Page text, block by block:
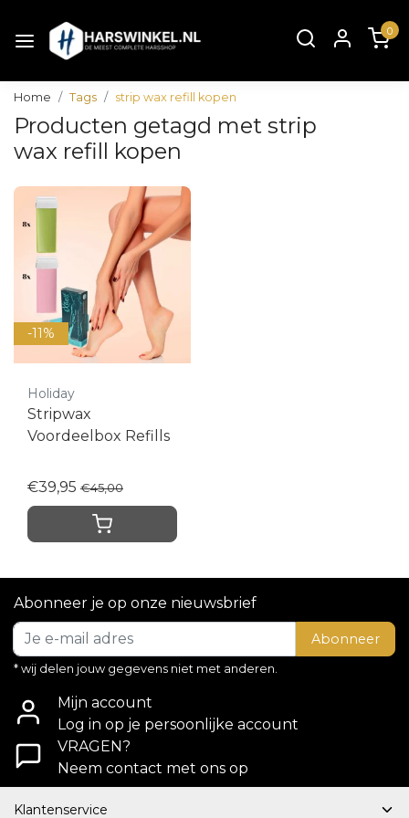
0
Home Tags strip wax refill kopen
Producten getagd met strip
wax refill kopen
-11%
Holiday
Stripwax
Voordeelbox Refills
€39,95 €45,00
Abonneer je op onze nieuwsbrief
Abonneer
* wij delen jouw gegevens niet met anderen.
Mijn account
Log in op je persoonlijke account
VRAGEN?
Neem contact met ons op
Klantenservice